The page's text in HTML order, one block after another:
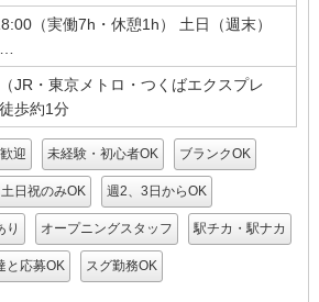
（実働7h・休憩1h） 土日（週末）
…
JR・東京メトロ・つくばエクスプレ
歩約1分
迎 未経験・初心者OK ブランクOK
土日祝のみOK 週2、3日からOK
り オープニングスタッフ 駅チカ・駅ナカ
と応募OK スグ勤務OK